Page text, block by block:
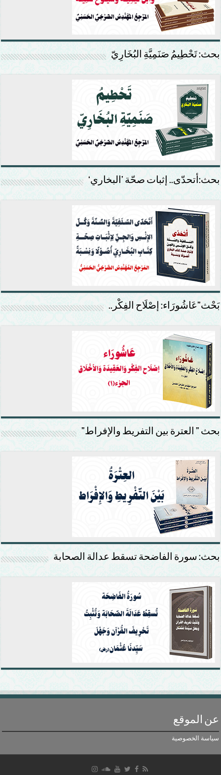
بحث: تَحْطِيمُ صَنَمِيَّةِ البُخَارِيّ
بحث:أتحدّى.. إثبات صحّة ’البخاري‘
بَحْث”عَاشُورَاء: إصْلَاح الفِكْر..
بحث ” العترة بين التفريط والإفراط”
بحث: سورة الفاضحة تسقط عدالة الصحابة
عن الموقع
سياسة الخصوصية